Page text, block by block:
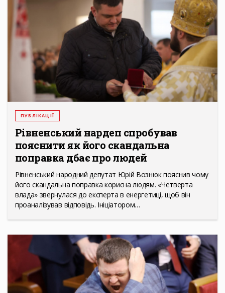
ПУБЛІКАЦІЇ
Рівненський нардеп спробував
пояснити як його скандальна
поправка дбає про людей
Рівненський народний депутат Юрій Вознюк пояснив чому
його скандальна поправка корисна людям. «Четверта
влада» звернулася до експерта в енергетиці, щоб він
проаналізував відповідь. Ініціатором…